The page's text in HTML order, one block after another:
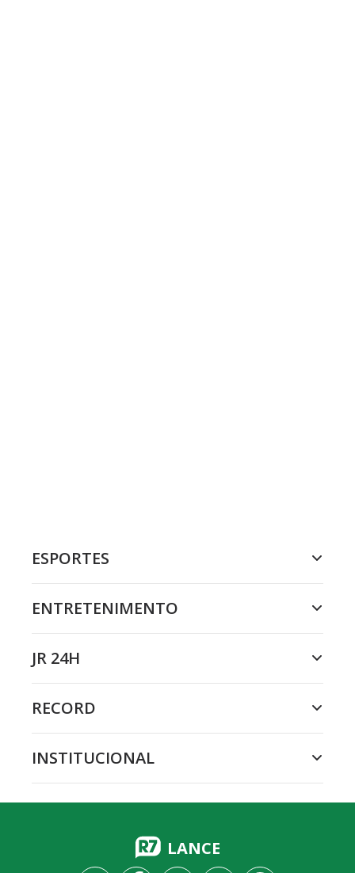
ESPORTES
ENTRETENIMENTO
JR 24H
RECORD
INSTITUCIONAL
LANCE